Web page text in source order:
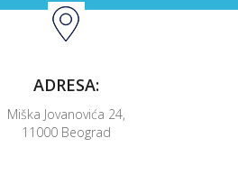
ADRESA:
Miška Jovanovića 24,
11000 Beograd